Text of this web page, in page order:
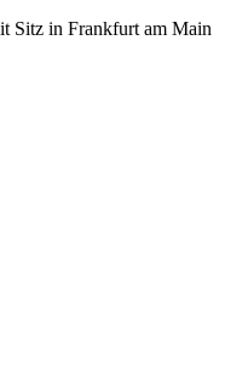
Sitz in Frankfurt am Main